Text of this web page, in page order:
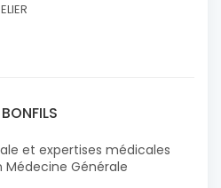
et expertises médicales
Médecine Générale